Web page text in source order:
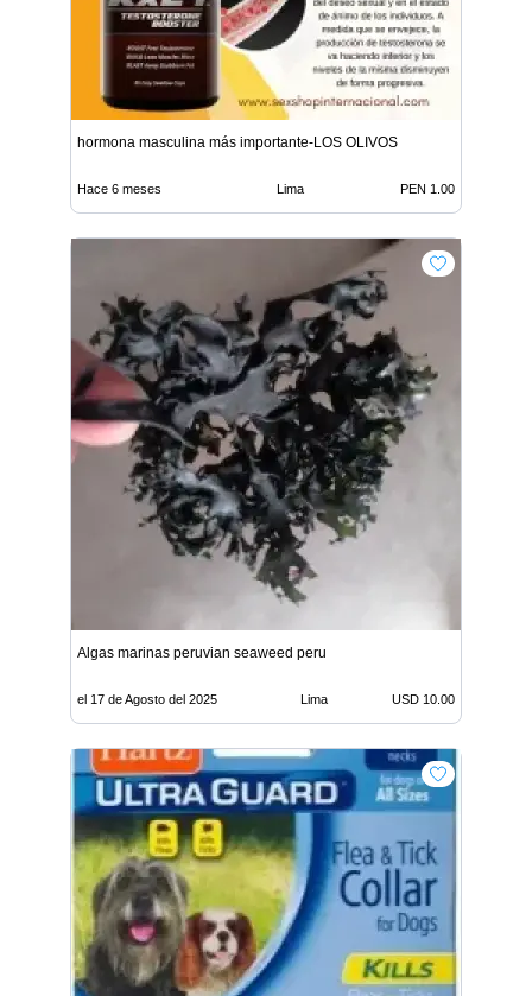
hormona masculina más importante-LOS OLIVOS
Hace 6 meses Lima PEN 1.00
Algas marinas peruvian seaweed peru
el 17 de Agosto del 2025 Lima USD 10.00